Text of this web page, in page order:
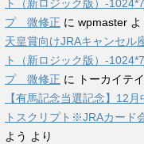
ト（新ロジック版）-
プ 微修正 に wpmaster よ
天皇賞向けJRAキャンセル
ト（新ロジック版）-
プ 微修正 に トーカイテ
【有馬記念当選記念】12
トスクリプト※JRAカード
よう より